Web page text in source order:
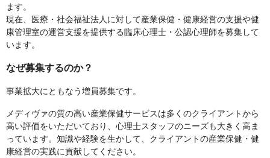
ます。
現在、医療・社会福祉法人に対して産業保健・健康経営の支援や健
康管理室の運営支援を提供する臨床心理士・公認心理師を募集して
います。
なぜ募集するのか？
事業拡大にともなう増員募集です。
メディヴァの質の高い産業保健サービスは多くのクライアントから
高い評価をいただいており、心理士スタッフのニーズも大きく高ま
っています。知識や経験を生かして、クライアントの産業保健・健
康経営の実践に貢献してください。